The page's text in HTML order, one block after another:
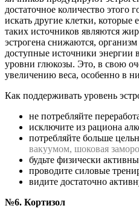
достаточное количество этого
искать другие клетки, которые
таких источников являются
эстрогена снижаются,
доступные источники энергии
уровни глюкозы. Это, в свою
увеличению веса, особенно в
Как поддерживать уровень
не потребляйте
исключите из рациона
потребляйте больше
вакуумом, шоковая
будьте физически
проводите силовые
видите достаточно
№6. Кортизол